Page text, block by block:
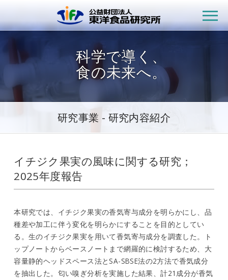
公益財団
科学で導く、
食の未来へ。
研究事業 - 研究内容紹介
イチジク果実の風味に関する研究；
2025年度報告
本研究では、イチジク果実の香気寄与成分を明らかにし、品
種差や加工に伴う変化を明らかにすることを目的としてい
る。生のイチジク果実を用いて香気寄与成分を調査した。ト
ップノートからベースノートまで網羅的に検討するため、大
容量静的ヘッドスペース法とSA-SBSE法の2方法で香気成分
を抽出した。匂い嗅ぎ分析を実施した結果、計21成分が香気